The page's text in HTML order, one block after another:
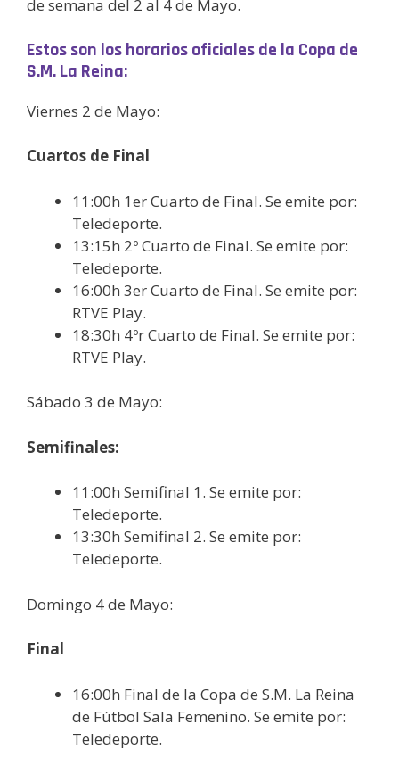
de semana del 2 al 4 de Mayo.
Estos son los horarios oficiales de la Copa de
S.M. La Reina:
Viernes 2 de Mayo:
Cuartos de Final
11:00h 1er Cuarto de Final. Se emite por:
Teledeporte.
13:15h 2º Cuarto de Final. Se emite por:
Teledeporte.
16:00h 3er Cuarto de Final. Se emite por:
RTVE Play.
18:30h 4ºr Cuarto de Final. Se emite por:
RTVE Play.
Sábado 3 de Mayo:
Semifinales:
11:00h Semifinal 1. Se emite por:
Teledeporte.
13:30h Semifinal 2. Se emite por:
Teledeporte.
Domingo 4 de Mayo:
Final
16:00h Final de la Copa de S.M. La Reina
de Fútbol Sala Femenino. Se emite por:
Teledeporte.